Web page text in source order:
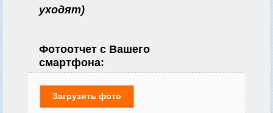
уходят)
Фотоотчет с Вашего
смартфона:
Загрузить фото